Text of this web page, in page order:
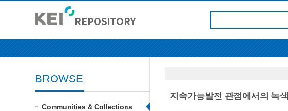
BROWSE
Communities & Collections
지속가능발전 관점에서의 녹